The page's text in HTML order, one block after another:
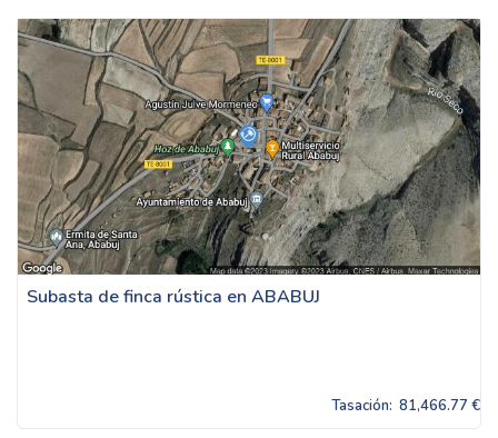
Subasta de finca rústica en ABABUJ
Tasación: 81,466.77 €